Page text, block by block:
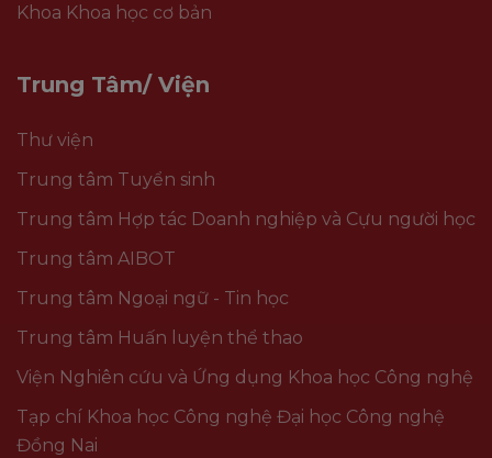
Khoa Khoa học cơ bản
Trung Tâm/ Viện
Thư viện
Trung tâm Tuyển sinh
Trung tâm Hợp tác Doanh nghiệp và Cựu người học
Trung tâm AIBOT
Trung tâm Ngoại ngữ - Tin học
Trung tâm Huấn luyện thể thao
Viện Nghiên cứu và Ứng dụng Khoa học Công nghệ
Tạp chí Khoa học Công nghệ Đại học Công nghệ
Đồng Nai